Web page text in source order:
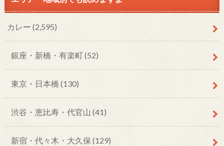
カレー (2,595)
銀座・新橋・有楽町(52)
東京・日本橋 (130)
渋谷・恵比寿・代官山 (41)
新宿・代々木・大久保 (129)